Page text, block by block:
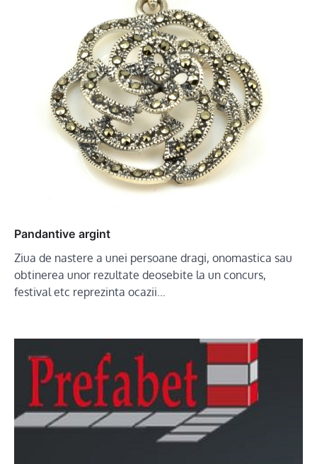
Pandantive argint
Ziua de nastere a unei persoane dragi, onomastica sau
obtinerea unor rezultate deosebite la un concurs,
festival etc reprezinta ocazii…